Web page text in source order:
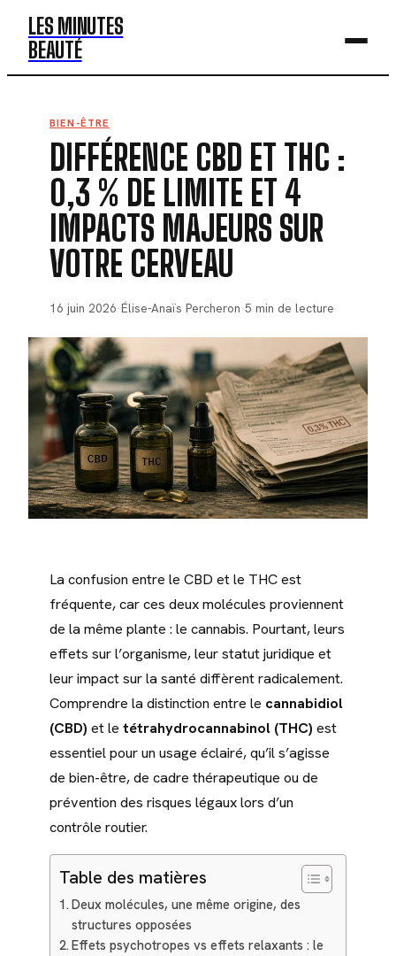
LES MINUTES
BEAUTÉ
BEAUTÉ
MODE
SANTÉ
BIEN-ÊTRE
DÉV. PERSO
BIEN-ÊTRE
DIFFÉRENCE CBD ET THC :
0,3 % DE LIMITE ET 4
IMPACTS MAJEURS SUR
VOTRE CERVEAU
16 juin 2026·Élise-Anaïs Percheron·5 min de lecture
La confusion entre le CBD et le THC est
fréquente, car ces deux molécules proviennent
de la même plante : le cannabis. Pourtant, leurs
effets sur l’organisme, leur statut juridique et
leur impact sur la santé diffèrent radicalement.
Comprendre la distinction entre le cannabidiol
(CBD) et le tétrahydrocannabinol (THC) est
essentiel pour un usage éclairé, qu’il s’agisse
de bien-être, de cadre thérapeutique ou de
prévention des risques légaux lors d’un
contrôle routier.
Table des matières
Deux molécules, une même origine, des
structures opposées
Effets psychotropes vs effets relaxants : le